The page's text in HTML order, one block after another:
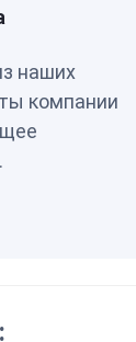
наших
компании